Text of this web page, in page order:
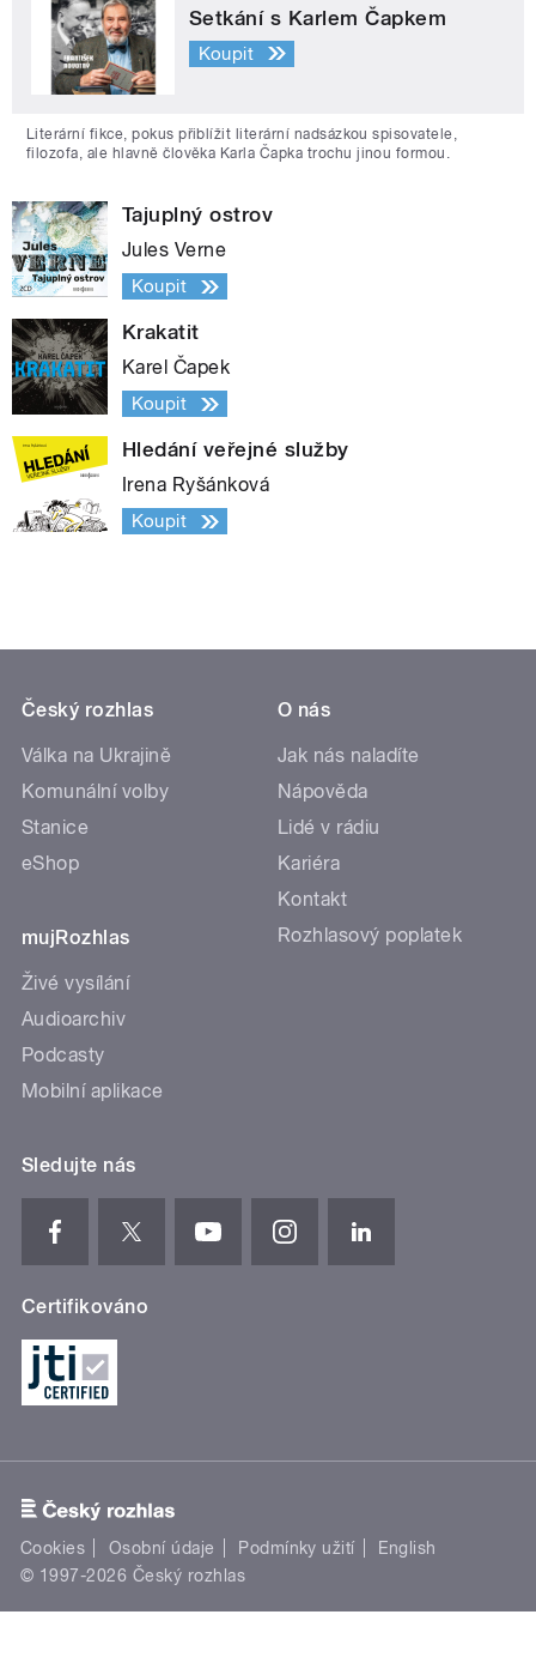
Setkání s Karlem Čapkem
Koupit
Literární fikce, pokus přiblížit literární nadsázkou spisovatele,
filozofa, ale hlavně člověka Karla Čapka trochu jinou formou.
Tajuplný ostrov
Jules Verne
Koupit
Krakatit
Karel Čapek
Koupit
Hledání veřejné služby
Irena Ryšánková
Koupit
Český rozhlas
Válka na Ukrajině
Komunální volby
Stanice
eShop
mujRozhlas
Živé vysílání
Audioarchiv
Podcasty
Mobilní aplikace
O nás
Jak nás naladíte
Nápověda
Lidé v rádiu
Kariéra
Kontakt
Rozhlasový poplatek
Sledujte nás
Certifikováno
Cookies Osobní údaje Podmínky užití
English
© 1997-2026 Český rozhlas